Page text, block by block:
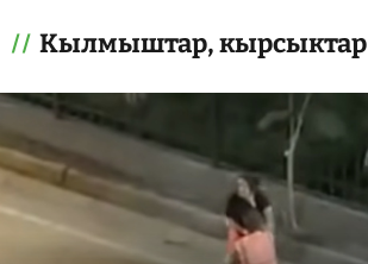
Кылмыштар, кырсыктар